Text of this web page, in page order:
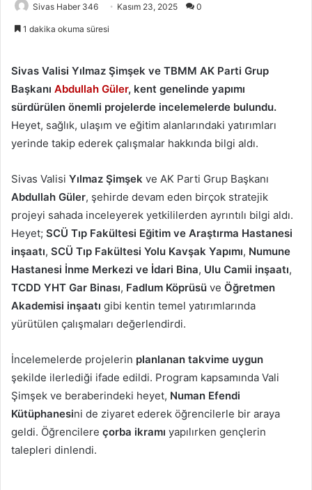
Sivas Haber 346 Kasım 23, 2025 0
1 dakika okuma süresi
Sivas Valisi Yılmaz Şimşek ve TBMM AK Parti Grup
Başkanı Abdullah Güler, kent genelinde yapımı
sürdürülen önemli projelerde incelemelerde bulundu.
Heyet, sağlık, ulaşım ve eğitim alanlarındaki yatırımları
yerinde takip ederek çalışmalar hakkında bilgi aldı.
Sivas Valisi Yılmaz Şimşek ve AK Parti Grup Başkanı
Abdullah Güler, şehirde devam eden birçok stratejik
projeyi sahada inceleyerek yetkililerden ayrıntılı bilgi aldı.
Heyet; SCÜ Tıp Fakültesi Eğitim ve Araştırma Hastanesi
inşaatı, SCÜ Tıp Fakültesi Yolu Kavşak Yapımı, Numune
Hastanesi İnme Merkezi ve İdari Bina, Ulu Camii inşaatı,
TCDD YHT Gar Binası, Fadlum Köprüsü ve Öğretmen
Akademisi inşaatı gibi kentin temel yatırımlarında
yürütülen çalışmaları değerlendirdi.
İncelemelerde projelerin planlanan takvime uygun
şekilde ilerlediği ifade edildi. Program kapsamında Vali
Şimşek ve beraberindeki heyet, Numan Efendi
Kütüphanesini de ziyaret ederek öğrencilerle bir araya
geldi. Öğrencilere çorba ikramı yapılırken gençlerin
talepleri dinlendi.